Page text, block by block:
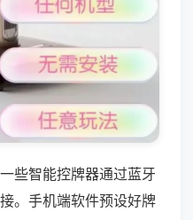
些智能控牌器通过蓝牙
。手机端软件预设好牌